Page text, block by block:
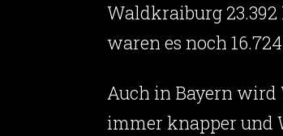
Waldkraiburg 23.392
waren es noch
Auch in Bayern wird
immer knapper und